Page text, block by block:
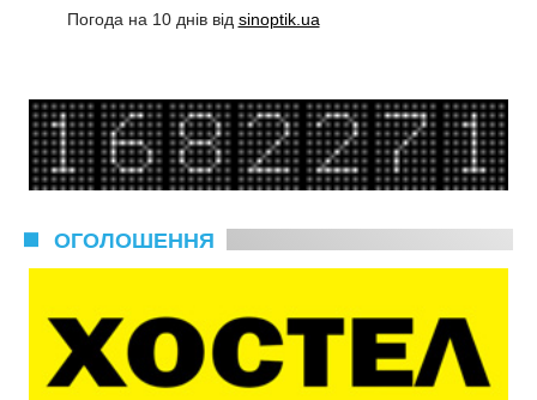
Погода на 10 днів від sinoptik.ua
ОГОЛОШЕННЯ